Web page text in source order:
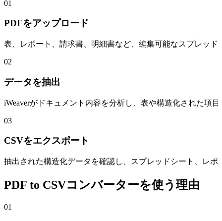
01
PDFをアップロード
表、レポート、請求書、明細書など、編集可能なスプレッ
02
データを抽出
iWeaverがドキュメント内容を分析し、表や構造化された項
03
CSVをエクスポート
抽出された構造化データを確認し、スプレッドシート、レ
PDF to CSVコンバーターを使う理由
01